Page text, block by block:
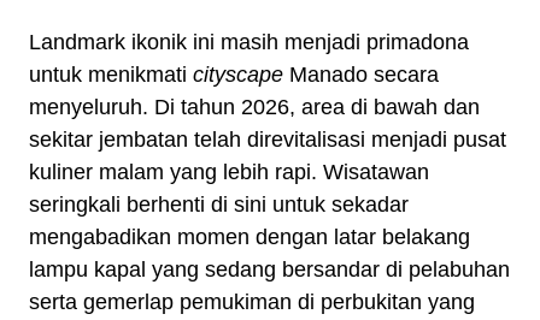
Landmark ikonik ini masih menjadi primadona
untuk menikmati cityscape Manado secara
menyeluruh. Di tahun 2026, area di bawah dan
sekitar jembatan telah direvitalisasi menjadi pusat
kuliner malam yang lebih rapi. Wisatawan
seringkali berhenti di sini untuk sekadar
mengabadikan momen dengan latar belakang
lampu kapal yang sedang bersandar di pelabuhan
serta gemerlap pemukiman di perbukitan yang